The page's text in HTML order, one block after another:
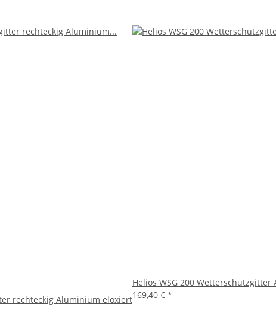
rechteckig Aluminium eloxiert
Helios WSG 200
169,40 € *